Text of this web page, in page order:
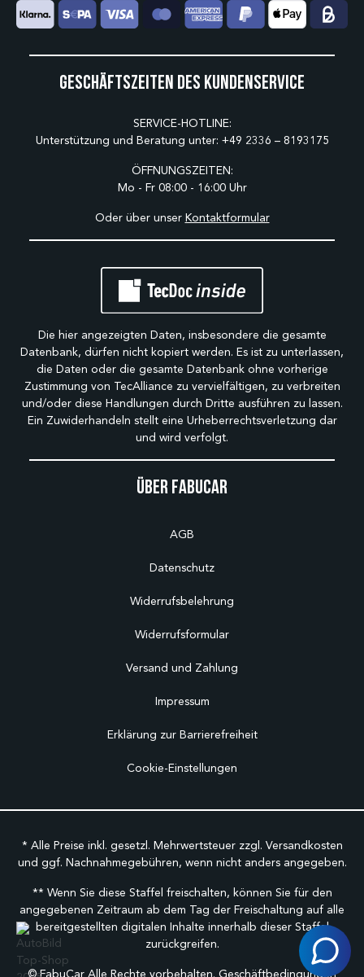
Über Fabucar
AGB
Datenschutz
Widerrufsbelehrung
Widerrufsformular
Versand und Zahlung
Impressum
Erklärung zur Barrierefreiheit
Cookie-Einstellungen
Geschäftszeiten des Kundenservice
SERVICE-HOTLINE:
Unterstützung und Beratung unter: +49 2336 – 8193175
ÖFFNUNGSZEITEN:
Mo - Fr 08:00 - 16:00 Uhr
Oder über unser Kontaktformular
Die hier angezeigten Daten, insbesondere die gesamte
Datenbank, dürfen nicht kopiert werden. Es ist zu unterlassen,
die Daten oder die gesamte Datenbank ohne vorherige
Zustimmung von TecAlliance zu vervielfältigen, zu verbreiten
und/oder diese Handlungen durch Dritte ausführen zu lassen.
Ein Zuwiderhandeln stellt eine Urheberrechtsverletzung dar
und wird verfolgt.
* Alle Preise inkl. gesetzl. Mehrwertsteuer zzgl. Versandkosten
und ggf. Nachnahmegebühren, wenn nicht anders angegeben.
** Wenn Sie diese Staffel freischalten, können Sie für den
angegebenen Zeitraum ab dem Tag der Freischaltung auf alle
bereitgestellten digitalen Inhalte innerhalb dieser Staffel
zurückgreifen.